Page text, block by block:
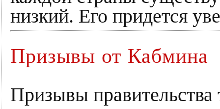
низкий. Его придется
Призывы от Кабмина
Призывы правительства